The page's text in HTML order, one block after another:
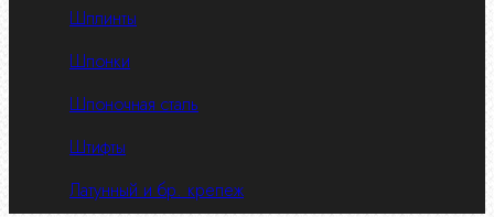
Шплинты
Шпонки
Шпоночная сталь
Штифты
Латунный и бр. крепеж